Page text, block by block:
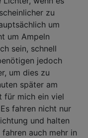
zu
um
um Ampeln
sein, schnell
jedoch
um dies zu
später am
für mich ein viel
fahren nicht nur
und halten
auch mehr in